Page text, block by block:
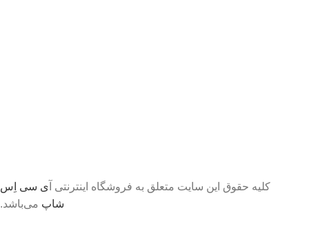
کلیه حقوق این سایت متعلق به فروشگاه اینترنتی آ ی سی اِس
شاپ می‌باشد.